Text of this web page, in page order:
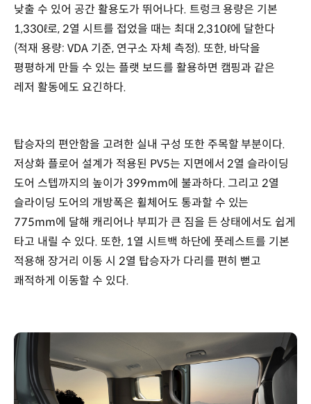
낮출 수 있어 공간 활용도가 뛰어나다. 트렁크 용량은 기본
1,330ℓ로, 2열 시트를 접었을 때는 최대 2,310ℓ에 달한다
(적재 용량: VDA 기준, 연구소 자체 측정). 또한, 바닥을
평평하게 만들 수 있는 플랫 보드를 활용하면 캠핑과 같은
레저 활동에도 요긴하다.
탑승자의 편안함을 고려한 실내 구성 또한 주목할 부분이다.
저상화 플로어 설계가 적용된 PV5는 지면에서 2열 슬라이딩
도어 스텝까지의 높이가 399mm에 불과하다. 그리고 2열
슬라이딩 도어의 개방폭은 휠체어도 통과할 수 있는
775mm에 달해 캐리어나 부피가 큰 짐을 든 상태에서도 쉽게
타고 내릴 수 있다. 또한, 1열 시트백 하단에 풋레스트를 기본
적용해 장거리 이동 시 2열 탑승자가 다리를 편히 뻗고
쾌적하게 이동할 수 있다.